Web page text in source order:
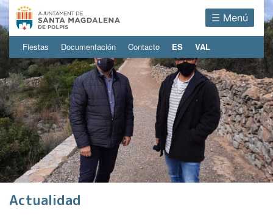
☰ Menú
Fiestas Documentación Contacto ES VAL
Actualidad
Mira aquí mateix el documental Veure